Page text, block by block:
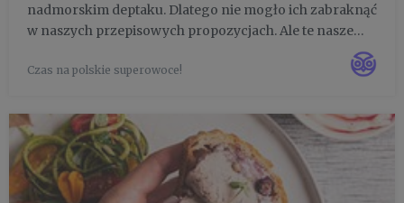
nadmorskim deptaku. Dlatego nie mogło ich zabraknąć
w naszych przepisowych propozycjach. Ale te nasze
gofry, to zupełnie inna liga - ciasto do ich wypieczenia
ma krótki i przejrzysty skład, do tego, jako dodatki,
Czas na polskie superowoce!